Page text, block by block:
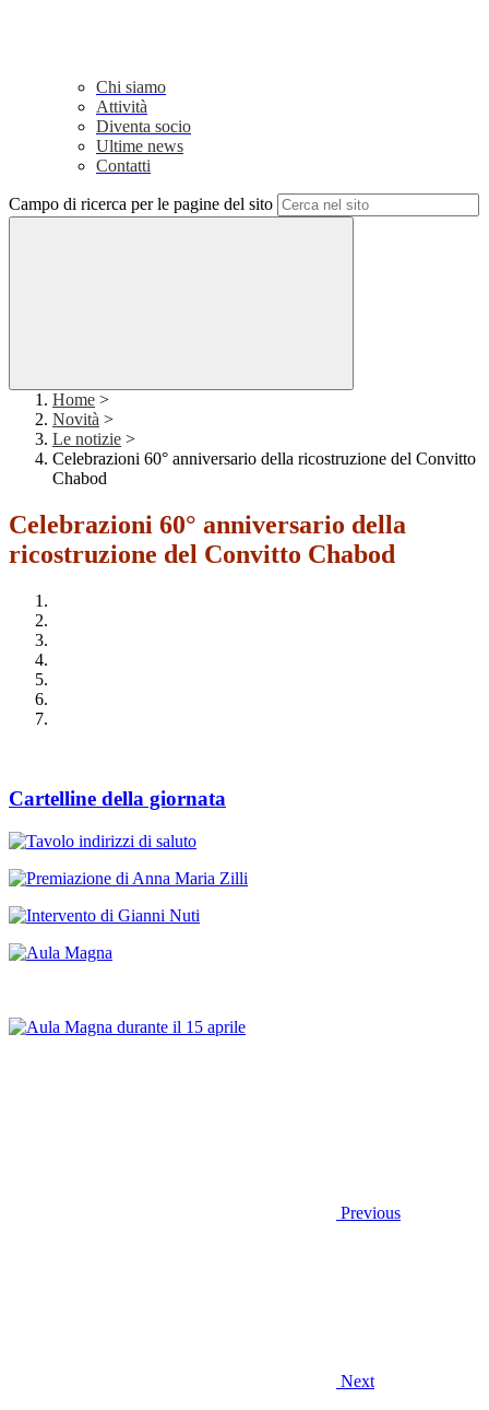
Chi siamo
Attività
Diventa socio
Ultime news
Contatti
Campo di ricerca per le pagine del sito
Home >
Novità >
Le notizie >
Celebrazioni 60° anniversario della ricostruzione del Convitto
Chabod
Celebrazioni 60° anniversario della
ricostruzione del Convitto Chabod
Cartelline della giornata
Previous
Next